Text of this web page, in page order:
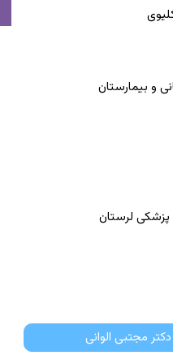
و بیمارستان
پزشکی لرستان
مجتبی الوانی